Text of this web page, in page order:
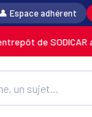
Espace adhérent
au Lamentin